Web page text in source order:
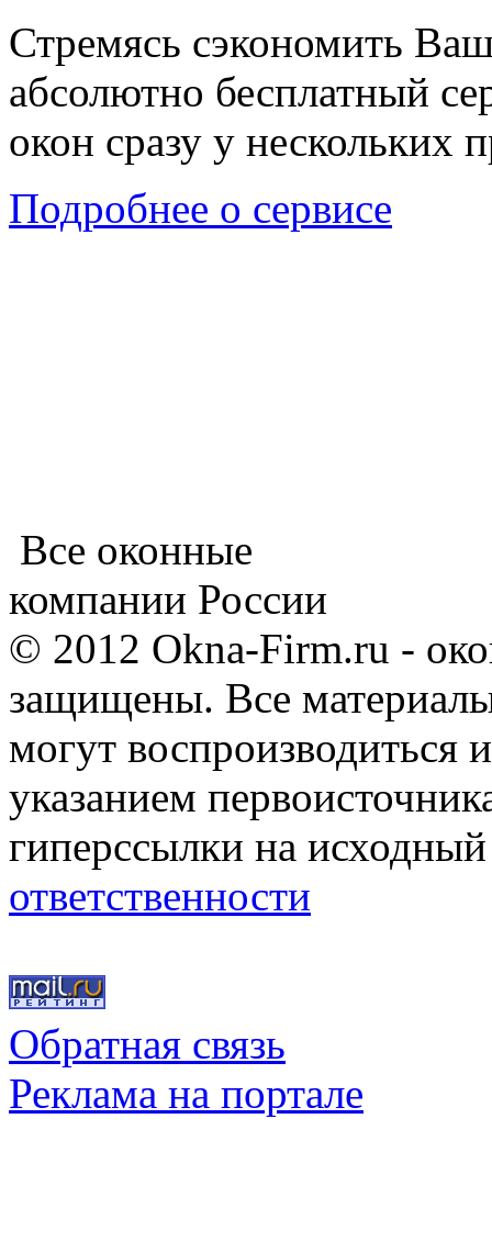
Стремясь сэкономить
абсолютно бесплатный
окон сразу у нескольких
Подробнее о сервисе
Все оконные
компании России
© 2012 Okna-Firm.ru -
защищены. Все
могут воспроизводиться
указанием
гиперссылки на
ответственности
Обратная связь
Реклама на портале